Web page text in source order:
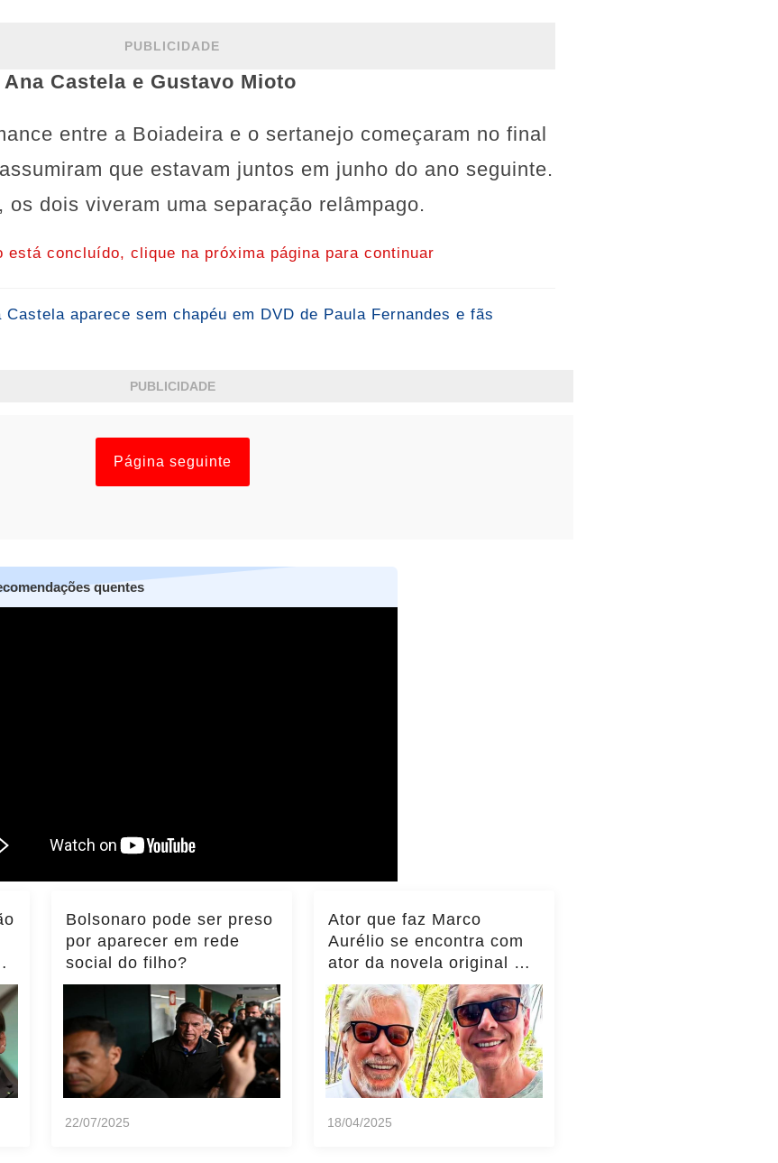
PUBLICIDADE
Castela e Gustavo Mioto
entre a Boiadeira e o sertanejo começaram no final
que estavam juntos em junho do ano seguinte.
os dois viveram uma separação relâmpago.
está concluído, clique na próxima página para continuar
Castela aparece sem chapéu em DVD de Paula Fernandes e fãs
PUBLICIDADE
Página seguinte
quentes
Bolsonaro pode ser preso
por aparecer em rede
social do filho?
22/07/2025
Ator que faz Marco
Aurélio se encontra com
ator da novela original e
momento viraliza,
notícias!... ver mais
18/04/2025